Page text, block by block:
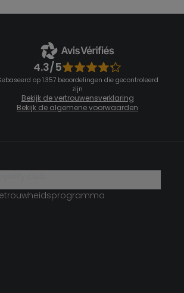
4.3/5
op 1.357 beoordelingen die gecontroleerd
zijn
Bekijk de vertrouwensverklaring
Bekijk de algemene voorwaarden